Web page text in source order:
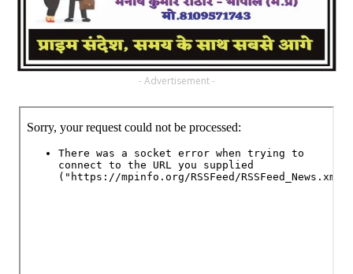
- Advertisement -